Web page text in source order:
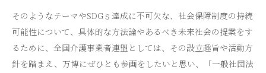
そのようなテーマやSDGｓ達成に不可欠な、社会保障制度の持続
可能性について、具体的な方法論やあるべき未来社会の提案をす
るために、全国介護事業者連盟としては、その設立趣旨や活動方
針を踏まえ、万博にぜひとも参画をしたいと思い、「一般社団法